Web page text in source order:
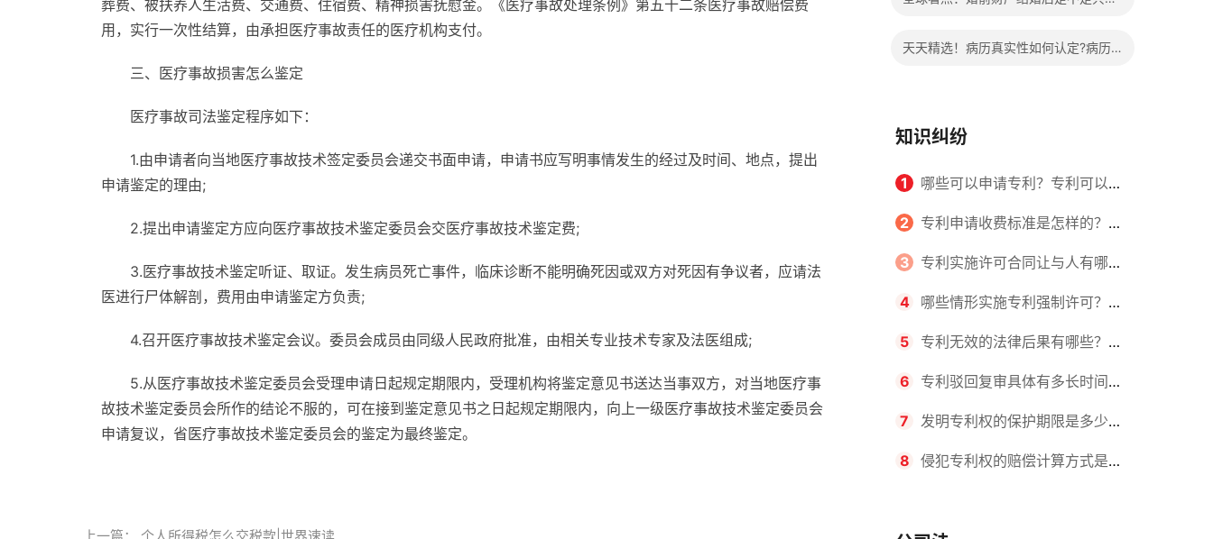
葬费、被扶养人生活费、交通费、住宿费、精神损害抚慰金。《医疗事故处理条例》第五十二条医疗事故赔偿费
用，实行一次性结算，由承担医疗事故责任的医疗机构支付。
三、医疗事故损害怎么鉴定
医疗事故司法鉴定程序如下：
1.由申请者向当地医疗事故技术签定委员会递交书面申请，申请书应写明事情发生的经过及时间、地点，提出
申请鉴定的理由;
2.提出申请鉴定方应向医疗事故技术鉴定委员会交医疗事故技术鉴定费;
3.医疗事故技术鉴定听证、取证。发生病员死亡事件，临床诊断不能明确死因或双方对死因有争议者，应请法
医进行尸体解剖，费用由申请鉴定方负责;
4.召开医疗事故技术鉴定会议。委员会成员由同级人民政府批准，由相关专业技术专家及法医组成;
5.从医疗事故技术鉴定委员会受理申请日起规定期限内，受理机构将鉴定意见书送达当事双方，对当地医疗事
故技术鉴定委员会所作的结论不服的，可在接到鉴定意见书之日起规定期限内，向上一级医疗事故技术鉴定委员会
申请复议，省医疗事故技术鉴定委员会的鉴定为最终鉴定。
天天精选！病历真实性如何认定?病历
知识纠纷
1 哪些可以申请专利？专利可以同
时多个人一起申请吗？
2 专利申请收费标准是怎样的？申
请不同类型的专利所需要的钱不同
3 专利实施许可合同让与人有哪些
主要义务？专利实施许可合同与专利
许可合同有什么区别？
4 哪些情形实施专利强制许可？专
利强制许可的前提条件是什么？
5 专利无效的法律后果有哪些？专
利的无效情形有哪些？
6 专利驳回复审具体有多长时间？
哪些情况下专利申请可能被驳回？
7 发明专利权的保护期限是多少
年？非专利发明人是否有专利申请
8 侵犯专利权的赔偿计算方式是什